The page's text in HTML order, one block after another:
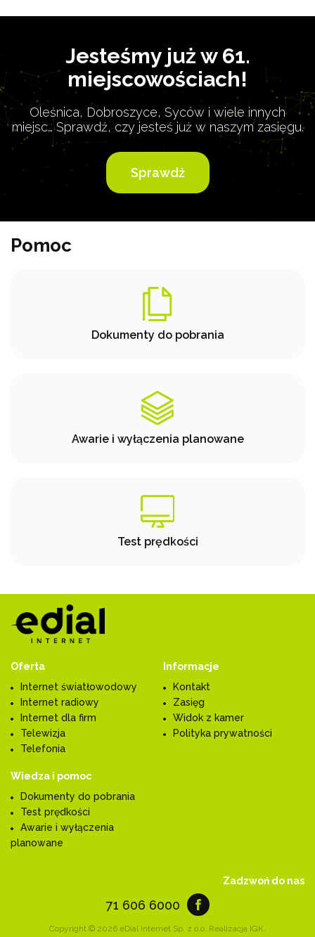
Jesteśmy już w 61.
miejscowościach!
Oleśnica, Dobroszyce, Syców i wiele innych
miejsc…Sprawdź, czy jesteś już w naszym zasięgu.
Sprawdź
Pomoc
Dokumenty do pobrania
Awarie i wyłączenia planowane
Test prędkości
Oferta
Internet światłowodowy
Internet radiowy
Internet dla firm
Telewizja
Telefonia
Informacje
Kontakt
Zasięg
Widok z kamer
Polityka prywatności
Wiedza i pomoc
Dokumenty do pobrania
Test prędkości
Awarie i wyłączenia
planowane
Zadzwoń do nas
71 606 6000
Copyright © 2026 eDial Internet Sp. z o.o. Realizacja IGK.